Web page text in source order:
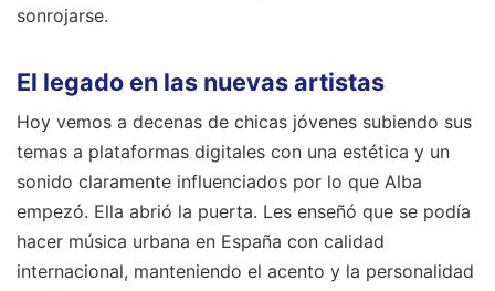
sonrojarse.
El legado en las nuevas artistas
Hoy vemos a decenas de chicas jóvenes subiendo sus
temas a plataformas digitales con una estética y un
sonido claramente influenciados por lo que Alba
empezó. Ella abrió la puerta. Les enseñó que se podía
hacer música urbana en España con calidad
internacional, manteniendo el acento y la personalidad